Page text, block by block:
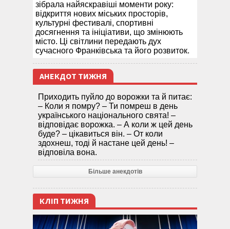
зібрала найяскравіші моменти року:
відкриття нових міських просторів,
культурні фестивалі, спортивні
досягнення та ініціативи, що змінюють
місто. Ці світлини передають дух
сучасного Франківська та його розвиток.
АНЕКДОТ ТИЖНЯ
Приходить пуйло до ворожки та й питає:
– Коли я помру? – Ти помреш в день
українського національного свята! –
відповідає ворожка. – А коли ж цей день
буде? – цікавиться він. – От коли
здохнеш, тоді й настане цей день! –
відповіла вона.
Більше анекдотів
КЛІП ТИЖНЯ